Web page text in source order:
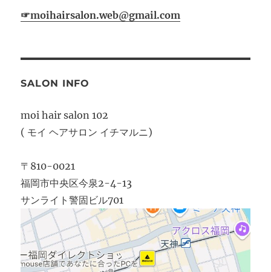
☞moihairsalon.web@gmail.com
SALON INFO
moi hair salon 102
( モイ ヘアサロン イチマルニ)
〒810-0021
福岡市中央区今泉2-4-13
サンライト警固ビル701